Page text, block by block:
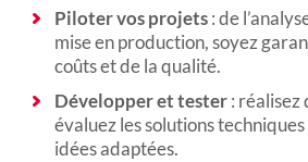
Piloter vos projets: de
mise en production, soyez
coûts et de la qualité.
Développer et tester: réalisez
évaluez les solutions
idées adaptées.